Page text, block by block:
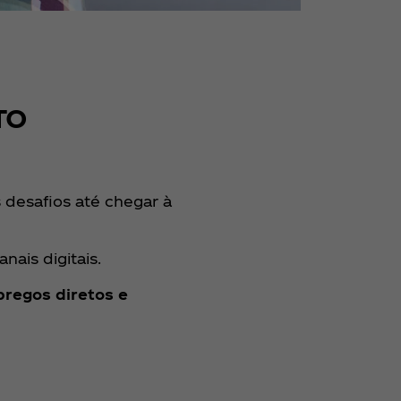
até chegar à
digitais.
diretos e